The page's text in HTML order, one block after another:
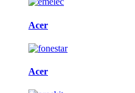
Acer
Acer